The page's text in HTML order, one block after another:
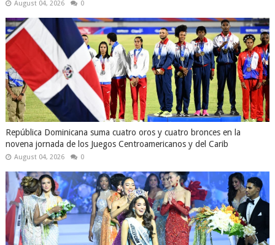
August 04, 2026 0
República Dominicana suma cuatro oros y cuatro bronces en la
novena jornada de los Juegos Centroamericanos y del Carib
August 04, 2026 0